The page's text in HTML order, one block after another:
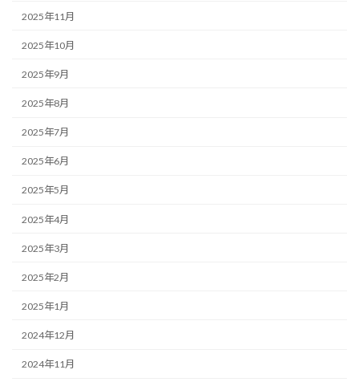
2025年11月
2025年10月
2025年9月
2025年8月
2025年7月
2025年6月
2025年5月
2025年4月
2025年3月
2025年2月
2025年1月
2024年12月
2024年11月